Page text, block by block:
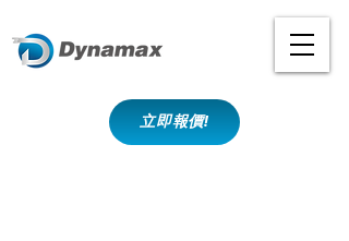
立即報價!